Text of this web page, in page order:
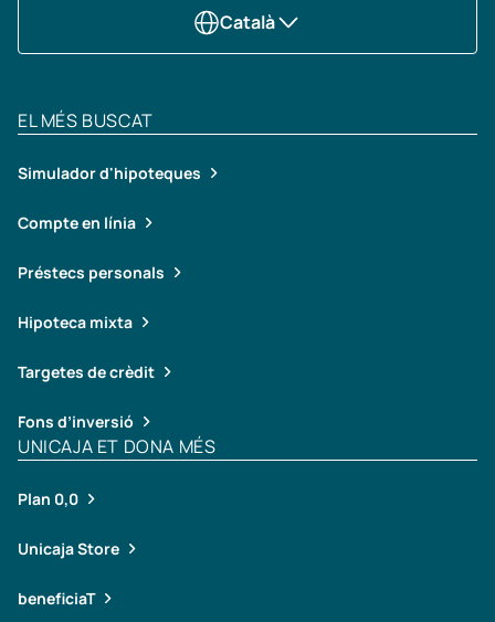
Català
EL MÉS BUSCAT
Simulador d'hipoteques
Compte en línia
Préstecs personals
Hipoteca mixta
Targetes de crèdit
Fons d’inversió
UNICAJA ET DONA MÉS
Plan 0,0
Unicaja Store
beneficiaT